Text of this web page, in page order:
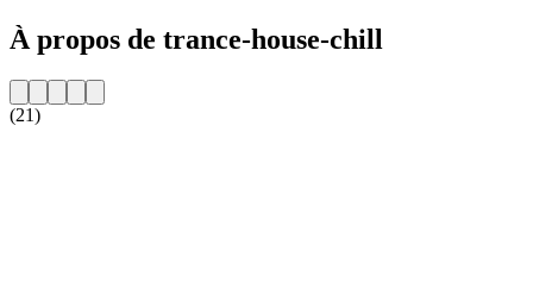
À propos de trance-house-chill
(21)